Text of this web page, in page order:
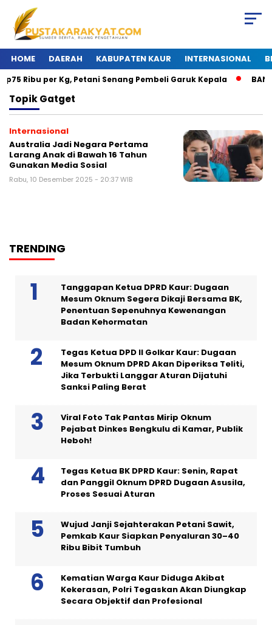
HOME DAERAH KABUPATEN KAUR INTERNASIONAL
Ribu per Kg, Petani Senang Pembeli Garuk Kepala
TopikGatget
Internasional
Australia Jadi Negara Pertama
Larang Anak di Bawah 16 Tahun
Gunakan Media Sosial
Rabu, 10 Desember 2025 - 20:37 WIB
TRENDING
Tanggapan Ketua DPRD Kaur: Dugaan
Mesum Oknum Segera Dikaji Bersama BK,
Penentuan Sepenuhnya Kewenangan
Badan Kehormatan
Tegas Ketua DPD II Golkar Kaur: Dugaan
Mesum Oknum DPRD Akan Diperiksa Teliti,
Jika Terbukti Langgar Aturan Dijatuhi
Sanksi Paling Berat
Viral Foto Tak Pantas Mirip Oknum
Pejabat Dinkes Bengkulu di Kamar, Publik
Heboh!
Tegas Ketua BK DPRD Kaur: Senin, Rapat
dan Panggil Oknum DPRD Dugaan Asusila,
Proses Sesuai Aturan
Wujud Janji Sejahterakan Petani Sawit,
Pemkab Kaur Siapkan Penyaluran 30–40
Ribu Bibit Tumbuh
Kematian Warga Kaur Diduga Akibat
Kekerasan, Polri Tegaskan Akan Diungkap
Secara Objektif dan Profesional